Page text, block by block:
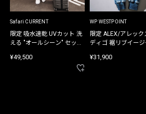
Safari CURRENT
限定 吸水速乾 UVカット 洗
える "オールシーン" セット
¥49,500
WP WESTPOINT
限定 ALEX/アレック
ディゴ 裾リブイージ
¥31,900